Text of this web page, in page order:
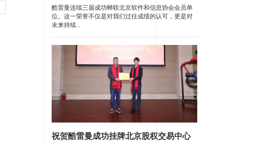
酷雷曼连续三届成功蝉联北京软件和信息协会会员单
位。这一荣誉不仅是对我们过往成绩的认可，更是对
未来持续...
祝贺酷雷曼成功挂牌北京股权交易中心